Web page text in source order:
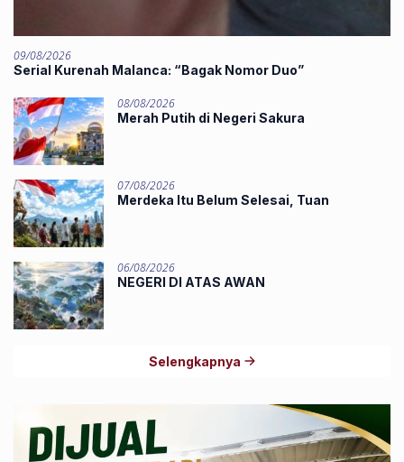
09/08/2026
‎Serial Kurenah Malanca: “Bagak Nomor Duo”
08/08/2026
Merah Putih di Negeri Sakura
07/08/2026
Merdeka Itu Belum Selesai, Tuan
06/08/2026
NEGERI DI ATAS AWAN
Selengkapnya